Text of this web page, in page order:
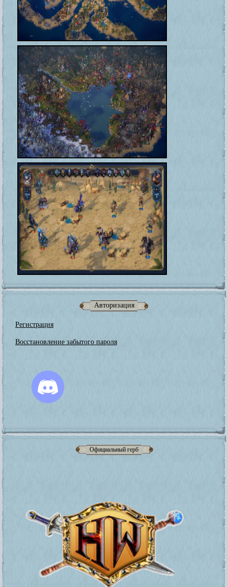
Авторизация
Регистрация
Восстановление забытого пароля
Официальный герб